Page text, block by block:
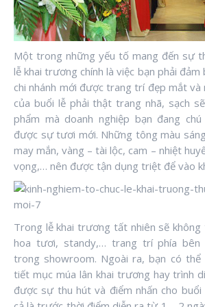
Một trong những yếu tố mang đến sự
lễ khai trương chính là việc bạn phải
chi nhánh mới được trang trí đẹp mắt và
của buổi lễ phải thật trang nhã, sạch
phẩm mà doanh nghiệp bạn đang
được sự tươi mới. Những tông màu
may mắn, vàng – tài lộc, cam – nhiệt
vọng,… nên được tận dụng triệt để vào
Trong lễ khai trương tất nhiên sẽ không
hoa tươi, standy,… trang trí phía bên
trong showroom. Ngoài ra, bạn có
tiết mục múa lân khai trương hay trình
được sự thu hút và điểm nhấn cho buổi